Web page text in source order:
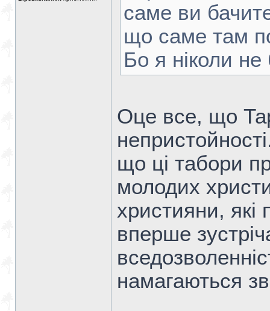
саме ви
що саме там
Бо я ніколи не
Оце все, що
що ці табори
молодих
християни, які
вперше
намагаються